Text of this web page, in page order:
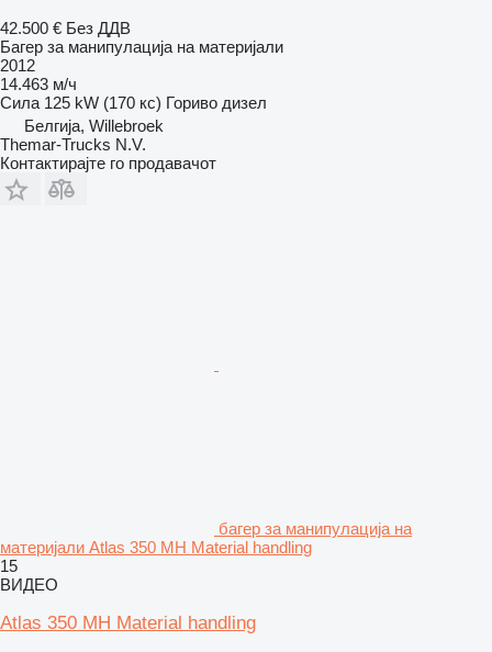
42.500 € Без ДДВ
Багер за манипулација на материјали
2012
14.463 м/ч
Сила 125 kW (170 кс) Гориво дизел
Белгија, Willebroek
Themar-Trucks N.V.
Контактирајте го продавачот
багер за манипулација на
материјали Atlas 350 MH Material handling
15
ВИДЕО
Atlas 350 MH Material handling